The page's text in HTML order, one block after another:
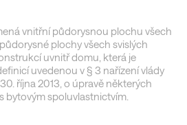
vnitřní půdorysnou plochu všech
plochy všech svislých
uvnitř domu, která je
uvedenou v § 3 nařízení vlády
října 2013, o úpravě některých
bytovým spoluvlastnictvím.